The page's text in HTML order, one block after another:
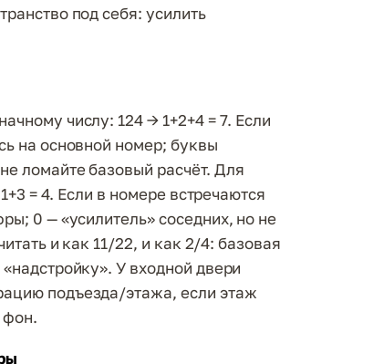
под себя: усилить
числу: 124 → 1+2+4 = 7. Если
на основной номер; буквы
ломайте базовый расчёт. Для
= 4. Если в номере встречаются
0 — «усилитель» соседних, но не
и как 11/22, и как 2/4: базовая
У входной двери
подъезда/этажа, если этаж
фон.